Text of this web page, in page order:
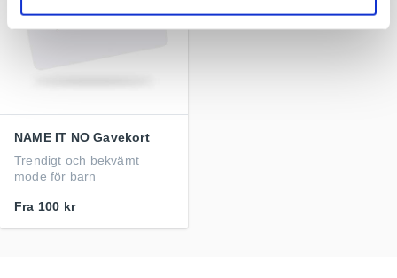
NAME IT NO Gavekort
Trendigt och bekvämt
mode för barn
Fra 100 kr